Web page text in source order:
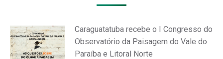
Caraguatatuba recebe o I Congresso do
Observatório da Paisagem do Vale do
Paraíba e Litoral Norte